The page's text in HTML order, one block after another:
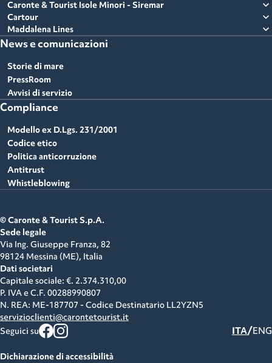
Caronte & Tourist Isole Minori - Siremar expand_more
Cartour expand_more
Maddalena Lines expand_more
News e comunicazioni
Storie di mare
PressRoom
Avvisi di servizio
Compliance
Modello ex D.Lgs. 231/2001
Codice etico
Politica anticorruzione
Antitrust
Whistleblowing
© Caronte & Tourist S.p.A.
Sede legale
Via Ing. Giuseppe Franza, 82
98124 Messina (ME), Italia
Dati societari
Capitale sociale: €. 2.374.310,00
P. IVA e C.F. 00288990807
N. REA: ME-187707 - Codice Destinatario LL2YZN5
servizioclienti@carontetourist.it
Seguici su
ITA/ENG
Dichiarazione di accessibilità